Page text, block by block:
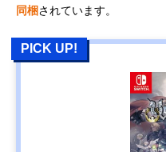
同梱されています。
PICK UP!